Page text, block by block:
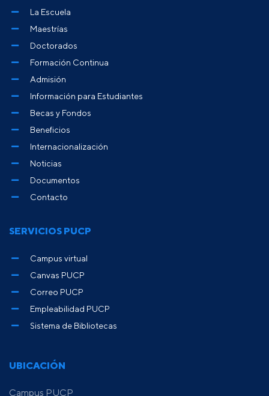
UBICACIÓN
Campus PUCP
La Escuela
Maestrías
Doctorados
Formación Continua
Admisión
Información para Estudiantes
Becas y Fondos
Beneficios
Internacionalización
Noticias
Documentos
Contacto
SERVICIOS PUCP
Campus virtual
Canvas PUCP
Correo PUCP
Empleabilidad PUCP
Sistema de Bibliotecas